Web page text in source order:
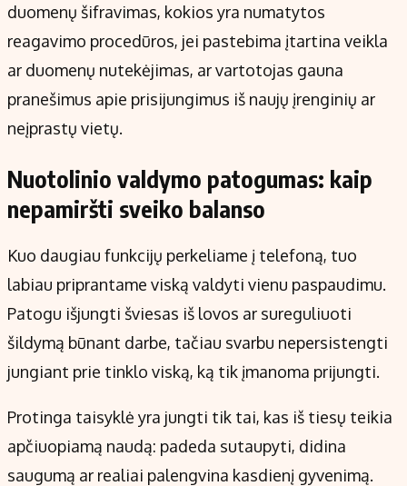
duomenų šifravimas, kokios yra numatytos
reagavimo procedūros, jei pastebima įtartina veikla
ar duomenų nutekėjimas, ar vartotojas gauna
pranešimus apie prisijungimus iš naujų įrenginių ar
neįprastų vietų.
Nuotolinio valdymo patogumas: kaip
nepamiršti sveiko balanso
Kuo daugiau funkcijų perkeliame į telefoną, tuo
labiau priprantame viską valdyti vienu paspaudimu.
Patogu išjungti šviesas iš lovos ar sureguliuoti
šildymą būnant darbe, tačiau svarbu nepersistengti
jungiant prie tinklo viską, ką tik įmanoma prijungti.
Protinga taisyklė yra jungti tik tai, kas iš tiesų teikia
apčiuopiamą naudą: padeda sutaupyti, didina
saugumą ar realiai palengvina kasdienį gyvenimą.